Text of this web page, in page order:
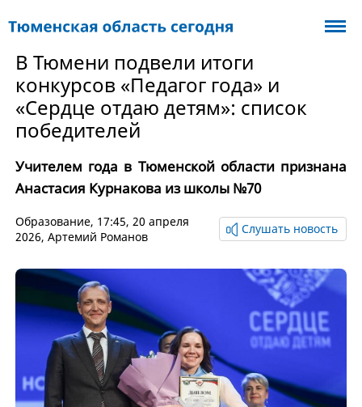
В Тюмени подвели итоги
конкурсов «Педагог года» и
«Сердце отдаю детям»: список
победителей
Учителем года в Тюменской области признана
Анастасия Курнакова из школы №70
Образование, 17:45, 20 апреля
2026, Артемий Романов
Слушать новость